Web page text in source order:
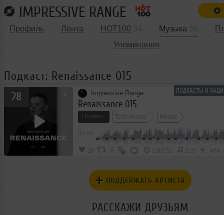
IMPRESSIVE RANGE
Профиль Лента HOT100 Музыка
Упоминания
Подкаст: Renaissance 015
ПОДКАСТЫ И
28 Impressive Range
Renaissance 015
Подкаст Tech House House
00:00
16 1:03:52 219 </>
ПОДДЕРЖАТЬ АРТИСТА
РАССКАЖИ ДРУЗЬЯМ